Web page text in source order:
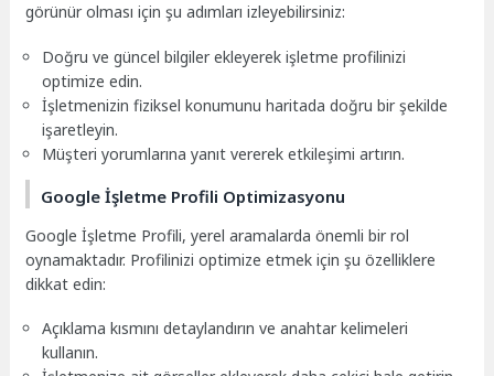
görünür olması için şu adımları izleyebilirsiniz:
Doğru ve güncel bilgiler ekleyerek işletme profilinizi
optimize edin.
İşletmenizin fiziksel konumunu haritada doğru bir şekilde
işaretleyin.
Müşteri yorumlarına yanıt vererek etkileşimi artırın.
Google İşletme Profili Optimizasyonu
Google İşletme Profili, yerel aramalarda önemli bir rol
oynamaktadır. Profilinizi optimize etmek için şu özelliklere
dikkat edin:
Açıklama kısmını detaylandırın ve anahtar kelimeleri
kullanın.